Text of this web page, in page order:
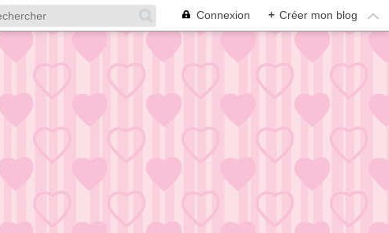
Connexion + Créer mon blog